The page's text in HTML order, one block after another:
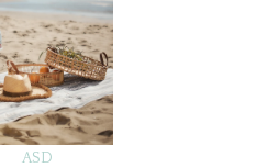
ASD